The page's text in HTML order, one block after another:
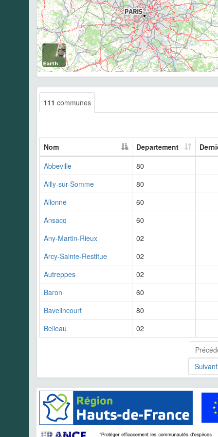
111 communes
Nom Departement
Abbeville
80
Ailly-sur-Somme
80
Allonne
60
Ansacq
60
Any-Martin-Rieux
02
Arcy-Sainte-Restitue
02
Autreppes
02
Baron
60
Bavelincourt
80
Belleau
02
Suivant